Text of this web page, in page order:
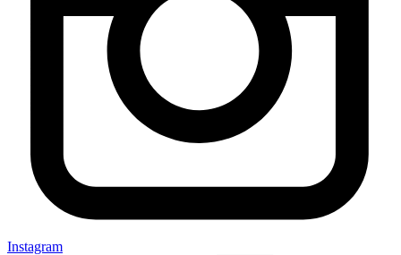
Instagram